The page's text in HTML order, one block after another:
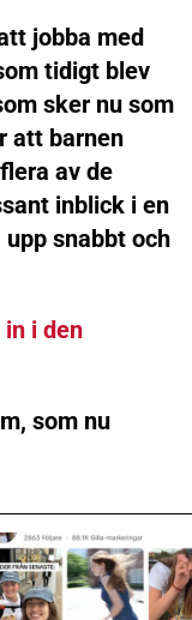
jobba med
tidigt blev
sker nu som
att barnen
av de
inblick i en
snabbt och
i den
som nu